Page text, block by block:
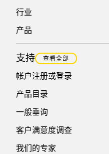
行业
产品
支持 查看全部
帐户注册或登录
产品目录
一般垂询
客户满意度调查
我们的专家